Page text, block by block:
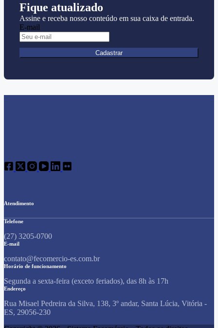
Fique atualizado
Assine e receba nosso conteúdo em sua caixa de entrada.
E-mail
Cadastrar
Atendimento
Telefone
(27) 3205-0700
E-mail
contato@fecomercio-es.com.br
Horário de funcionamento
Segunda a sexta-feira (exceto feriados), das 8h às 17h
Endereço
Rua Misael Pedreira da Silva, 138, 3º andar, Santa Lúcia, Vitória -
ES, 29056-230